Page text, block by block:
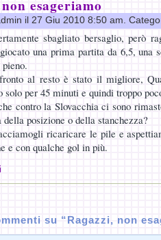
esageriamo
il 27 Giu 2010 8:50 am.
sbagliato bersaglio, però
una prima partita da 6,5, una
al resto è stato il migliore,
solo per 45 minuti e quindi troppo
contro la Slovacchia ci sono
posizione o della stanchezza?
ricaricare le pile e
e con qualche gol in più.
su “Ragazzi, non